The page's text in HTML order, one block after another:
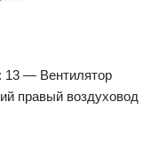
13 — Вентилятор
правый воздуховод